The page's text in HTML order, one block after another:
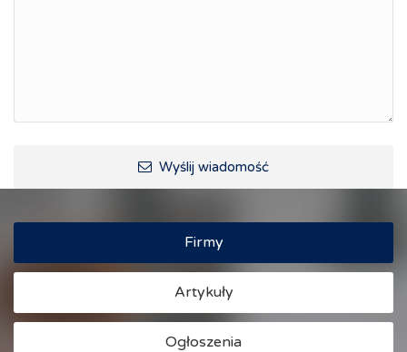
Wyślij wiadomość
Firmy
Artykuły
Ogłoszenia